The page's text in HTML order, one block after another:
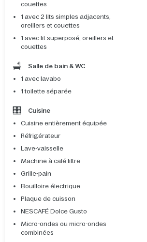
couettes
1 avec 2 lits simples adjacents,
oreillers et couettes
1 avec lit superposé, oreillers et
couettes
Salle de bain & WC
1 avec lavabo
1 toilette séparée
Cuisine
Cuisine entièrement équipée
Réfrigérateur
Lave-vaisselle
Machine à café filtre
Grille-pain
Bouilloire électrique
Plaque de cuisson
NESCAFÉ Dolce Gusto
Micro-ondes ou micro-ondes
combinées